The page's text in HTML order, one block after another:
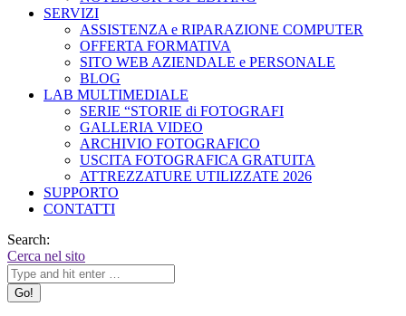
SERVIZI
ASSISTENZA e RIPARAZIONE COMPUTER
OFFERTA FORMATIVA
SITO WEB AZIENDALE e PERSONALE
BLOG
LAB MULTIMEDIALE
SERIE “STORIE di FOTOGRAFI
GALLERIA VIDEO
ARCHIVIO FOTOGRAFICO
USCITA FOTOGRAFICA GRATUITA
ATTREZZATURE UTILIZZATE 2026
SUPPORTO
CONTATTI
Search:
Cerca nel sito